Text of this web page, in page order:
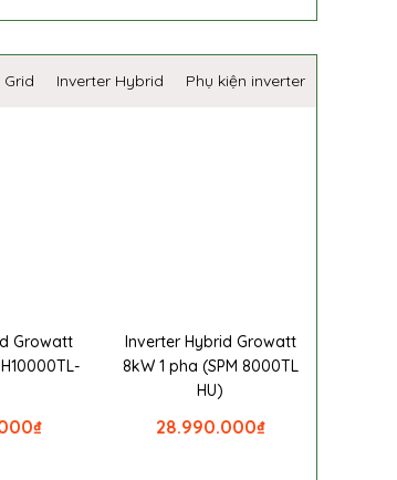
Inverter Hybrid Phụ kiện inverter
Growatt
₫
Inverter Hybrid Growatt
8kW 1 pha (SPM 8000TL
HU)
₫
28.990.000